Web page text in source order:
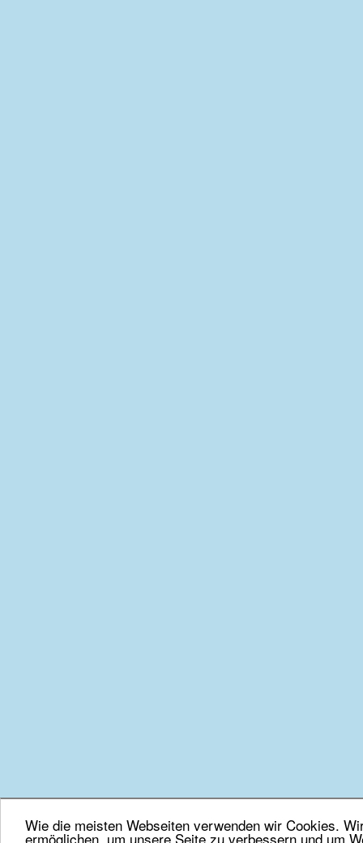
Wie die meisten Webseiten verwenden wir Cookies.
ermöglichen, um unsere Seite zu verbessern und um